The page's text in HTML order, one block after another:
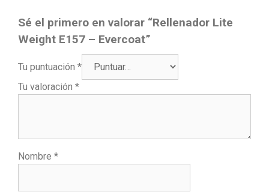
Sé el primero en valorar “Rellenador Lite
Weight E157 – Evercoat”
Tu puntuación *
Tu valoración *
Nombre *